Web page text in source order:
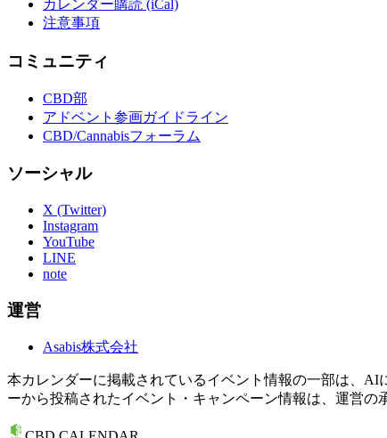
カレンダー購読 (iCal)
注意事項
コミュニティ
CBD部
アドベント参画ガイドライン
CBD/Cannabisフォーラム
ソーシャル
X (Twitter)
Instagram
YouTube
LINE
note
運営
Asabis株式会社
本カレンダーに掲載されているイベント情報の一部は、
ーから投稿されたイベント・キャンペーン情報は、運営の